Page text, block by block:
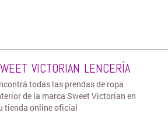
VICTORIAN LENCERÍA
todas las prendas de ropa
de la marca Sweet Victorian en
tienda online oficial